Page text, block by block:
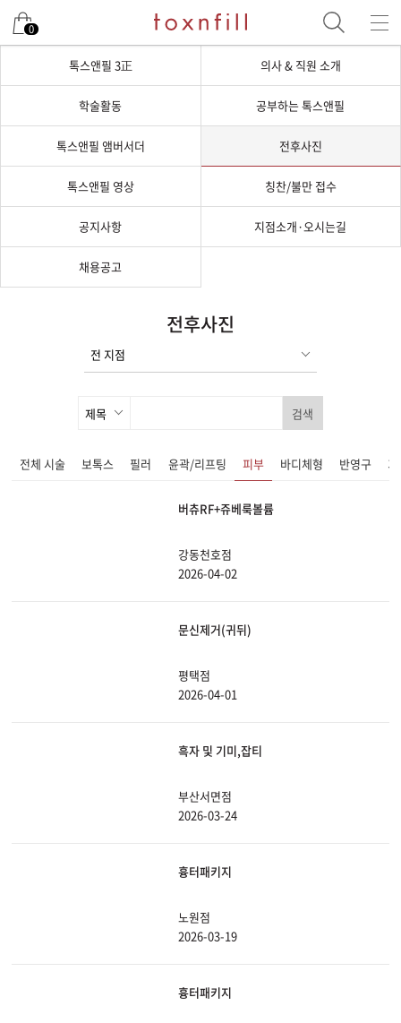
0
톡스앤필 3正 의사 & 직원 소개
학술활동 공부하는 톡스앤필
톡스앤필 앰버서더 전후사진
톡스앤필 영상 칭찬/불만 접수
공지사항 지점소개·오시는길
채용공고
전후사진
검색
전체 시술 보톡스 필러 윤곽/리프팅 피부 바디체형 반영구
버츄RF+쥬베룩볼륨
강동천호점
2026-04-02
문신제거(귀뒤)
평택점
2026-04-01
흑자 및 기미,잡티
부산서면점
2026-03-24
흉터패키지
노원점
2026-03-19
흉터패키지